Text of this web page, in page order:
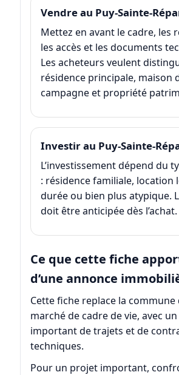
Vendre au Puy-Sainte-
Mettez en avant le cadre, les
les accès et les documents
Les acheteurs veulent
résidence principale, maison
campagne et propriété
Investir au Puy-Sainte-
L’investissement dépend du
: résidence familiale, location
durée ou bien plus atypique.
doit être anticipée dès l’achat.
Ce que cette fiche
d’une annonce
Cette fiche replace la commune
marché de cadre de vie, avec
important de trajets et de
techniques.
Pour un projet important,